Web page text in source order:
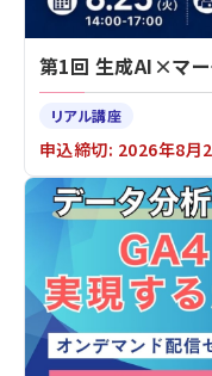
第1回 生成AI×マー
リアル講座
申込締切: 2026年8月